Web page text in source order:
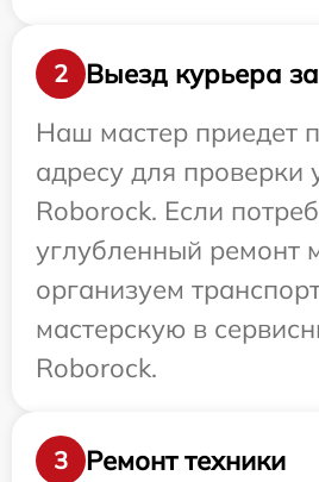
2
Выезд курьера
Наш мастер приедет
адресу для проверки
Roborock. Если
углубленный ремонт
организуем
мастерскую в
Roborock.
3
Ремонт техники